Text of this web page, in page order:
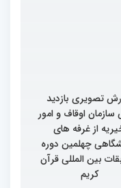
تصویری بازدید
اوقاف و امور
از غرفه های
چهلمین دوره
بین المللی قرآن
کریم